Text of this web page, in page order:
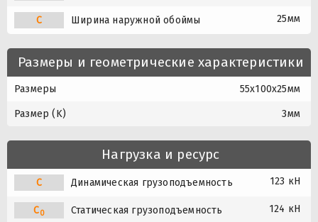
C Ширина наружной обоймы 25мм
Размеры и геометрические характеристики
Размеры 55x100x25мм
Размер (K) 3мм
Нагрузка и ресурс
C Динамическая грузоподъемность 123 кН
C0 Статическая грузоподъемность 124 кН